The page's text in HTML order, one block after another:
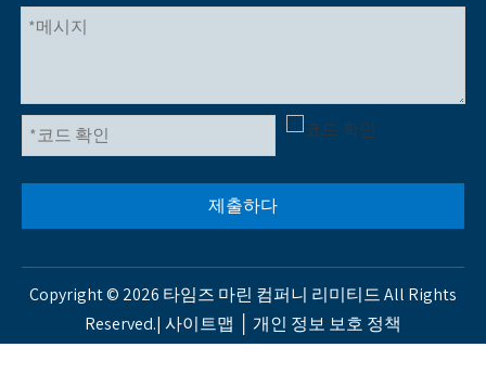
제출하다
Copyright © 2026 타임즈 마린 컴퍼니 리미티드 All Rights
Reserved.| 사이트맵 개인 정보 보호 정책